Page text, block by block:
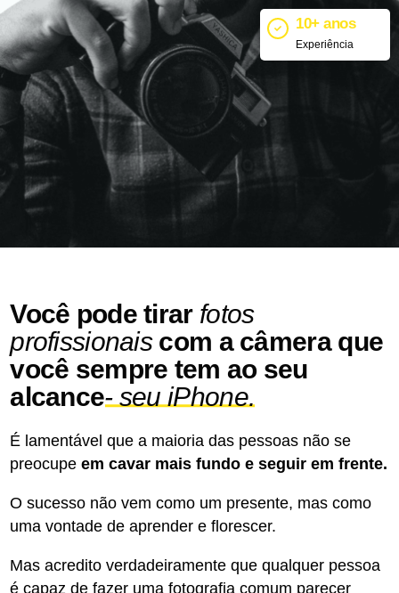
10+ anos
Experiência
Você pode tirar fotos
profissionais com a câmera que
você sempre tem ao seu
alcance- seu iPhone.
É lamentável que a maioria das pessoas não se
preocupeem cavar mais fundo e seguir em frente.
O sucesso não vem como um presente, mas como
uma vontade de aprender e florescer.
Mas acredito verdadeiramente que qualquer pessoa
é capaz de fazer uma fotografia comum parecer